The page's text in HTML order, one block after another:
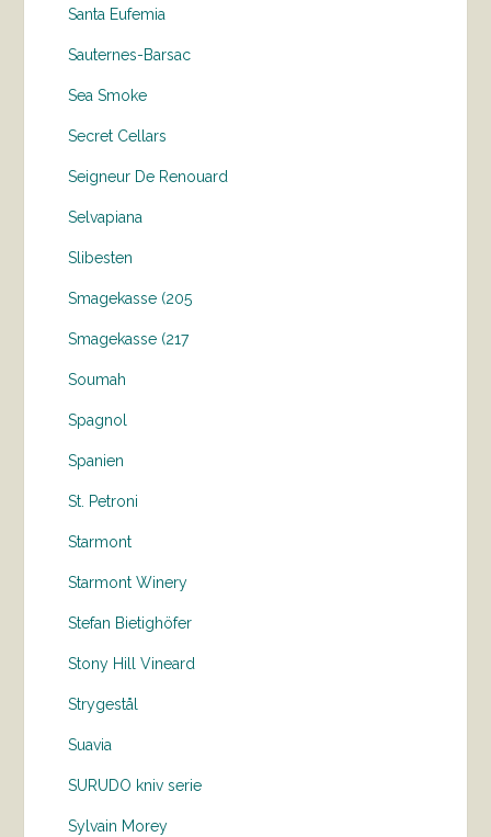
Santa Eufemia
Sauternes-Barsac
Sea Smoke
Secret Cellars
Seigneur De Renouard
Selvapiana
Slibesten
Smagekasse (205
Smagekasse (217
Soumah
Spagnol
Spanien
St. Petroni
Starmont
Starmont Winery
Stefan Bietighöfer
Stony Hill Vineard
Strygestål
Suavia
SURUDO kniv serie
Sylvain Morey